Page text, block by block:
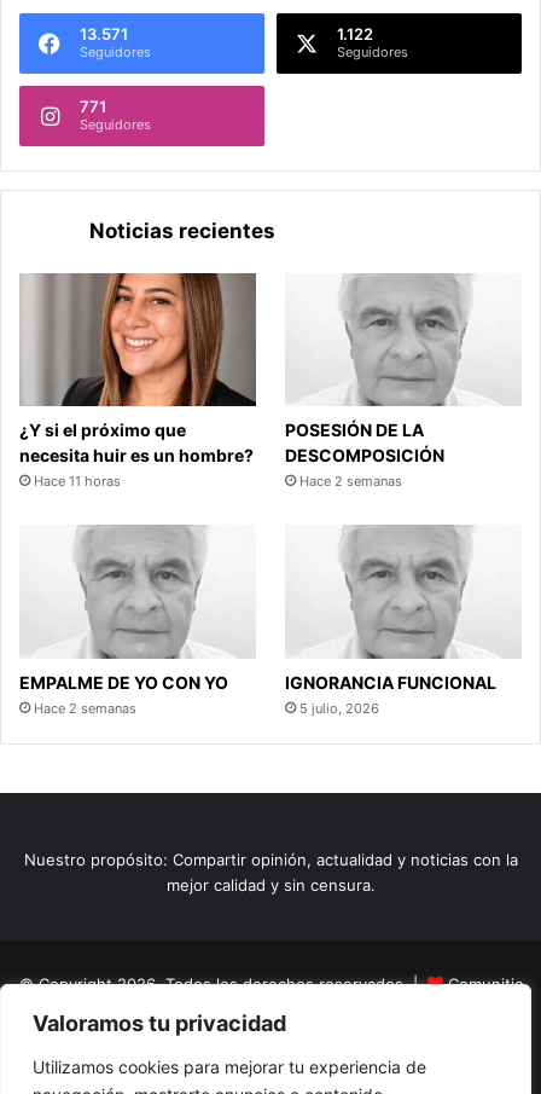
Valoramos tu privacidad
Utilizamos cookies para mejorar tu experiencia de
13.571
Seguidores
1.122
Seguidores
771
Seguidores
Noticias recientes
¿Y si el próximo que
necesita huir es un hombre?
Hace 11 horas
POSESIÓN DE LA
DESCOMPOSICIÓN
Hace 2 semanas
EMPALME DE YO CON YO
Hace 2 semanas
IGNORANCIA FUNCIONAL
5 julio, 2026
Nuestro propósito: Compartir opinión, actualidad y noticias con la
mejor calidad y sin censura.
© Copyright 2026, Todos los derechos reservados |
Comunitic
SAS BICNit 901228106
Home
Actualidad Variedades Opinion Turismo